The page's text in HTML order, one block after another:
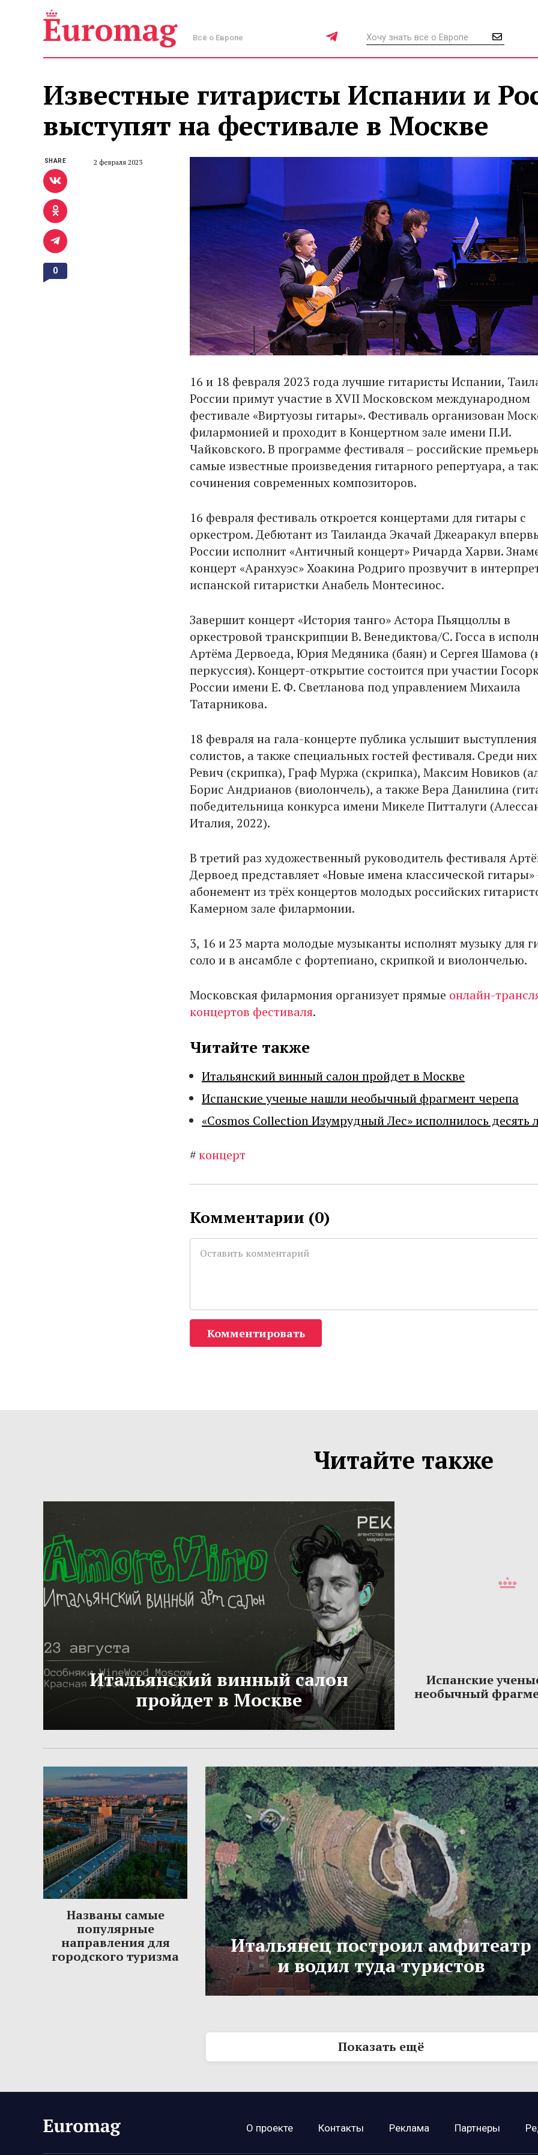
Всё о Европе
Известные гитаристы Испании и
выступят на фестивале в Москве
2 февраля 2023
16 и 18 февраля 2023 года лучшие гитаристы Испании,
России примут участие в XVII Московском международном
фестивале «Виртуозы гитары». Фестиваль организован
филармонией и проходит в Концертном зале имени П.И.
Чайковского. В программе фестиваля – российские
самые известные произведения гитарного репертуара, а
сочинения современных композиторов.
16 февраля фестиваль откроется концертами для гитары с
оркестром. Дебютант из Таиланда Экачай Джеаракул
России исполнит «Античный концерт» Ричарда Харви.
концерт «Аранхуэс» Хоакина Родриго прозвучит в
испанской гитаристки Анабель Монтесинос.
Завершит концерт «История танго» Астора Пьяццоллы в
оркестровой транскрипции В. Венедиктова/С. Госса в
Артёма Дервоеда, Юрия Медяника (баян) и Сергея Шамова
перкуссия). Концерт-открытие состоится при участии
России имени Е. Ф. Светланова под управлением Михаила
Татарникова.
18 февраля на гала-концерте публика услышит выступления
солистов, а также специальных гостей фестиваля. Среди
Ревич (скрипка), Граф Муржа (скрипка), Максим Новиков
Борис Андрианов (виолончель), а также Вера Данилина
победительница конкурса имени Микеле Питталуги
Италия, 2022).
В третий раз художественный руководитель фестиваля
Дервоед представляет «Новые имена классической гитары»
абонемент из трёх концертов молодых российских
Камерном зале филармонии.
3, 16 и 23 марта молодые музыканты исполнят музыку для
соло и в ансамбле с фортепиано, скрипкой и виолончелью.
Московская филармония организует прямые онлайн-
концертов фестиваля.
Читайте также
Итальянский винный салон пройдет в Москве
Испанские ученые нашли необычный фрагмент черепа
«Cosmos Collection Изумрудный Лес» исполнилось десять
#концерт
SHARE
0
Комментарии (0)
Комментировать
Читайте также
Итальянский винный салон
пройдет в Москве
Испанские
необычный
Названы самые
популярные
направления для
городского туризма
Итальянец построил амфитеатр
и водил туда туристов
Показать ещё
О проекте Контакты Реклама Партнеры